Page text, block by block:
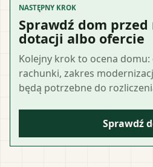
NASTĘPNY KROK
Sprawdź dom
dotacji albo ofercie
Kolejny krok to ocena
rachunki, zakres
będą potrzebne do
Sprawdź